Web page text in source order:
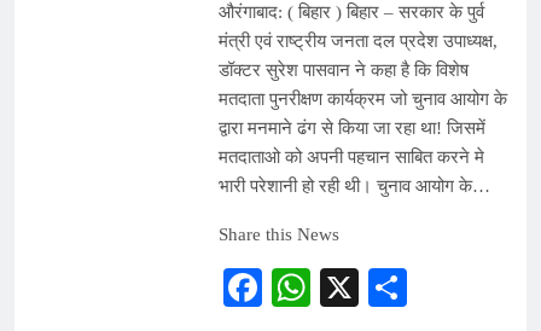
उपेंद्र कुमार
22 Hours Ago
The Makkah Joint Defence Agreement:
A New Strategic Triangle of Saudi
Arabia, Turkiye and Pakistan
औरंगाबाद: ( बिहार ) बिहार – सरकार के पुर्व
मंत्री एवं राष्ट्रीय जनता दल प्रदेश उपाध्यक्ष,
डॉक्टर सुरेश पासवान ने कहा है कि विशेष
मतदाता पुनरीक्षण कार्यक्रम जो चुनाव आयोग के
द्वारा मनमाने ढंग से किया जा रहा था! जिसमें
मतदाताओ को अपनी पहचान साबित करने मे
भारी परेशानी हो रही थी। चुनाव आयोग के…
Share this News
Facebook
WhatsApp
X